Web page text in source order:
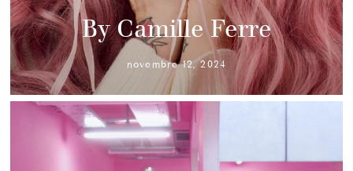
By Camille Ferre
novembre 12, 2024